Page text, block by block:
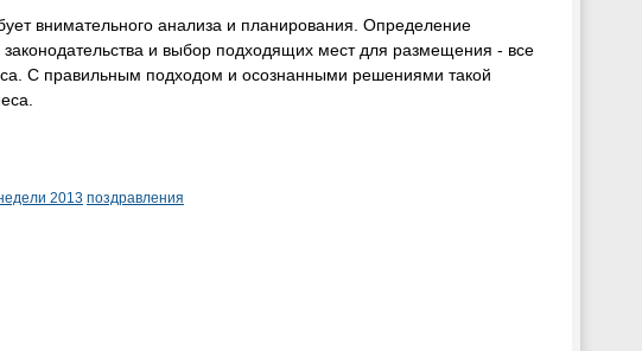
внимательного анализа и планирования. Определение
и выбор подходящих мест для размещения - все
С правильным подходом и осознанными решениями такой
2013 поздравления